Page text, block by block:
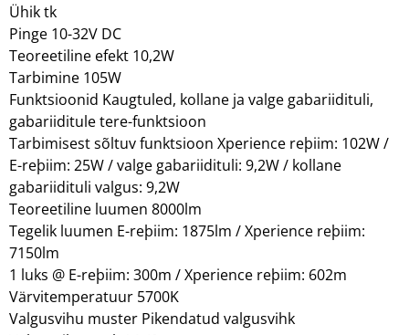
Ühik tk
Pinge 10-32V DC
Teoreetiline efekt 10,2W
Tarbimine 105W
Funktsioonid Kaugtuled, kollane ja valge gabariidituli,
gabariiditule tere-funktsioon
Tarbimisest sõltuv funktsioon Xperience reþiim: 102W /
E-reþiim: 25W / valge gabariidituli: 9,2W / kollane
gabariidituli valgus: 9,2W
Teoreetiline luumen 8000lm
Tegelik luumen E-reþiim: 1875lm / Xperience reþiim:
7150lm
1 luks @ E-reþiim: 300m / Xperience reþiim: 602m
Värvitemperatuur 5700K
Valgusvihu muster Pikendatud valgusvihk